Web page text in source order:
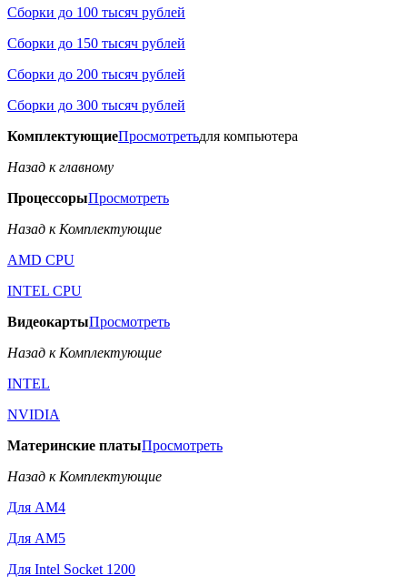
Сборки до 100 тысяч рублей
Сборки до 150 тысяч рублей
Сборки до 200 тысяч рублей
Сборки до 300 тысяч рублей
КомплектующиеПросмотретьдля компьютера
Назад к главному
ПроцессорыПросмотреть
Назад к Комплектующие
AMD CPU
INTEL CPU
ВидеокартыПросмотреть
Назад к Комплектующие
INTEL
NVIDIA
Материнские платыПросмотреть
Назад к Комплектующие
Для AM4
Для AM5
Для Intel Socket 1200